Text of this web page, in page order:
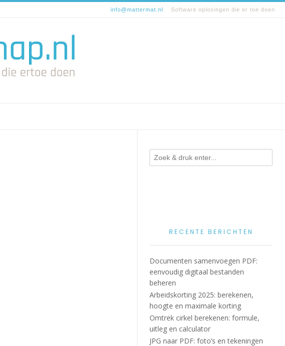
info@mattermat.nl Software oplosingen die er toe doen
RECENTE BERICHTEN
Documenten samenvoegen PDF:
eenvoudig digitaal bestanden
beheren
Arbeidskorting 2025: berekenen,
hoogte en maximale korting
Omtrek cirkel berekenen: formule,
uitleg en calculator
JPG naar PDF: foto’s en tekeningen